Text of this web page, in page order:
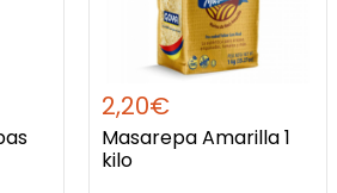
2,20€
Masarepa Amarilla 1
kilo